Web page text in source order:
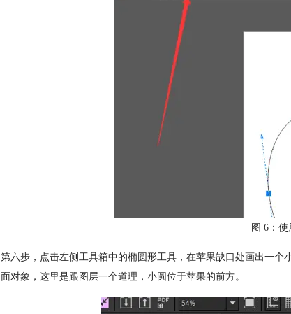
图 6：
第六步，点击左侧工具箱中的椭圆形工具，在苹果缺口处画出一
面对象，这里是跟图层一个道理，小圆位于苹果的前方。